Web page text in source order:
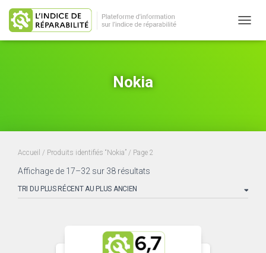
Nokia
Accueil / Produits identifiés “Nokia” / Page 2
Affichage de 17–32 sur 38 résultats
plus
plus
ancien